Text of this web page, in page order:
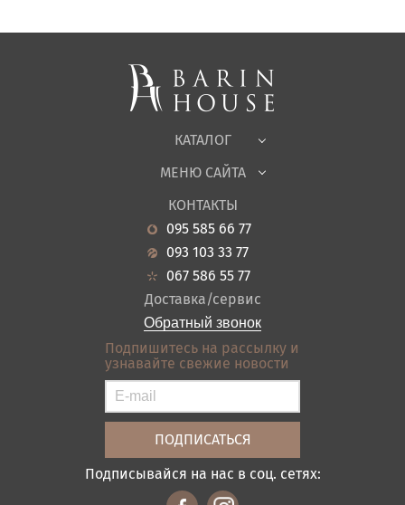
КАТАЛОГ
Спальни, Кровати
Корпусная мебель
Офисная мебель
Садовая мебель
Гостиная
Кухня
Прихожие
Ванная
Акции
МЕНЮ САЙТА
О нас
Новости
Гарантия
Кредит
Оплата и доставка
Отзывы
Контакты
Карта сайта
Условия покупки
КОНТАКТЫ
095 585 66 77
093 103 33 77
067 586 55 77
Доставка/сервис
Обратный звонок
Подпишитесь на рассылку и
узнавайте свежие новости
Подписывайся на нас в соц. сетях: